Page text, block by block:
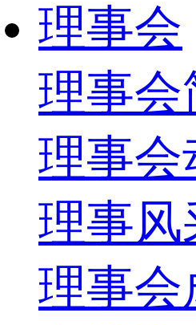
理事会
理事会
理事会
理事风
理事会